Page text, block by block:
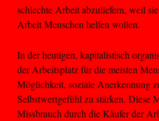
schlechte Arbeit abzuliefern, weil
Arbeit Menschen helfen wollen.
In der heutigen, kapitalistisch
der Arbeitsplatz für die meisten
Möglichkeit, soziale Anerkennung
Selbstwertgefühl zu stärken. Diese
Missbrauch durch die Käufer der